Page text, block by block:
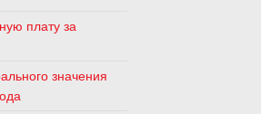
плату за
значения